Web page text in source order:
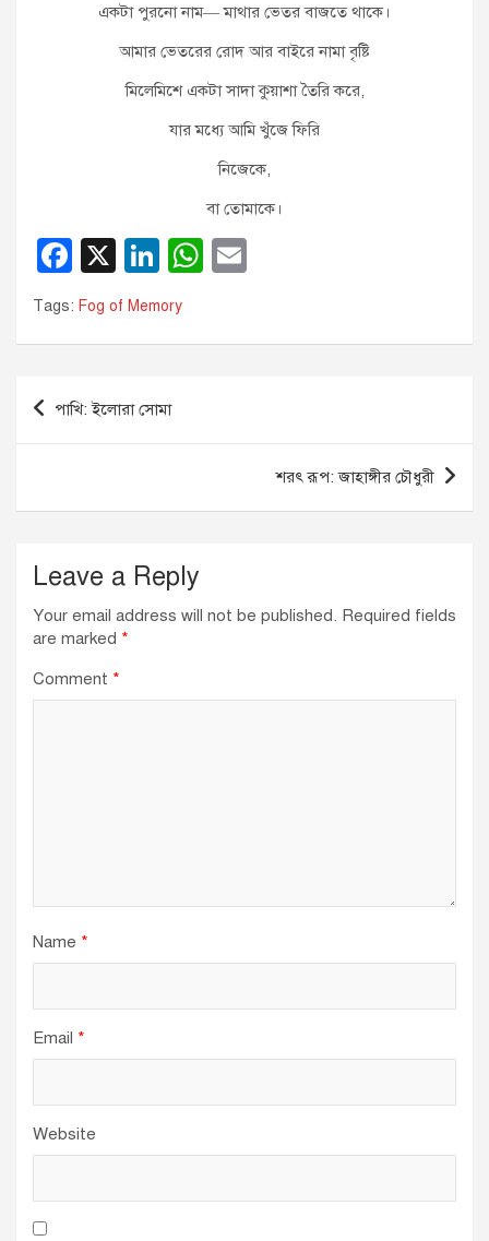
একটা পুরনো নাম— মাথার ভেতর বাজতে থাকে।
আমার ভেতরের রোদ আর বাইরে নামা বৃষ্টি
মিলেমিশে একটা সাদা কুয়াশা তৈরি করে,
যার মধ্যে আমি খুঁজে ফিরি
নিজেকে,
বা তোমাকে।
F
a
c
e
b
o
k
X
Li
k
e
dI
n
W
s
Tags: Fog of Memory
Post
navigation
পাখি: ইলোরা সোমা
শরৎ রূপ: জাহাঙ্গীর চৌধুরী
Leave a Reply
Your email address will not be published. Required fields
are marked *
Comment *
Name *
Email *
Website